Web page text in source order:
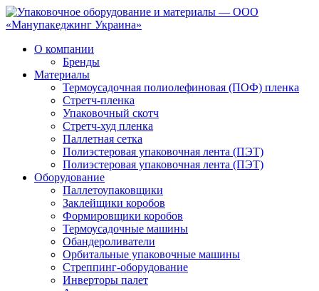
О компании
Бренды
Материалы
Термоусадочная полиолефиновая (ПОФ) пленка
Стретч-пленка
Упаковочный скотч
Стретч-худ пленка
Паллетная сетка
Полиэстеровая упаковочная лента (ПЭТ)
Полиэстеровая упаковочная лента (ПЭТ)
Оборудование
Паллетоупаковщики
Заклейщики коробов
Формировщики коробов
Термоусадочные машины
Обандероливатели
Орбитальные упаковочные машины
Стреппинг-оборудование
Инверторы палет